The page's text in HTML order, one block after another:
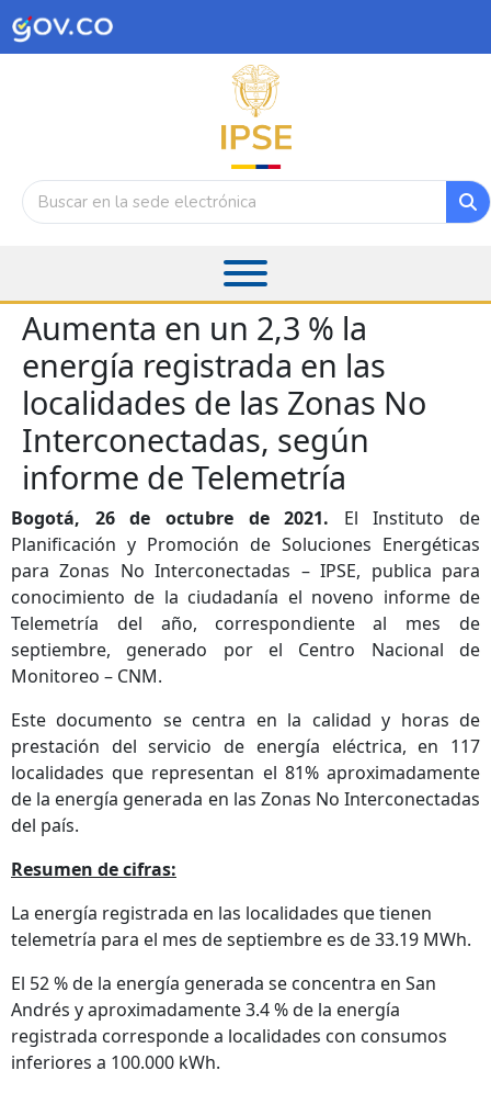
Aumenta en un 2,3 % la
energía registrada en las
localidades de las Zonas No
Interconectadas, según
informe de Telemetría
Bogotá, 26 de octubre de 2021. El Instituto de
Planificación y Promoción de Soluciones Energéticas
para Zonas No Interconectadas – IPSE, publica para
conocimiento de la ciudadanía el noveno informe de
Telemetría del año, correspondiente al mes de
septiembre, generado por el Centro Nacional de
Monitoreo – CNM.
Este documento se centra en la calidad y horas de
prestación del servicio de energía eléctrica, en 117
localidades que representan el 81% aproximadamente
de la energía generada en las Zonas No Interconectadas
del país.
Resumen de cifras:
La energía registrada en las localidades que tienen
telemetría para el mes de septiembre es de 33.19 MWh.
El 52 % de la energía generada se concentra en San
Andrés y aproximadamente 3.4 % de la energía
registrada corresponde a localidades con consumos
inferiores a 100.000 kWh.